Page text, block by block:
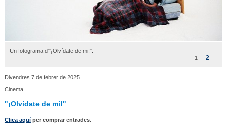
Un fotograma d'"¡Olvídate de mi!".
1
2
Divendres 7 de febrer de 2025
Cinema
"¡Olvídate de mi!"
Clica aquí per comprar entrades.